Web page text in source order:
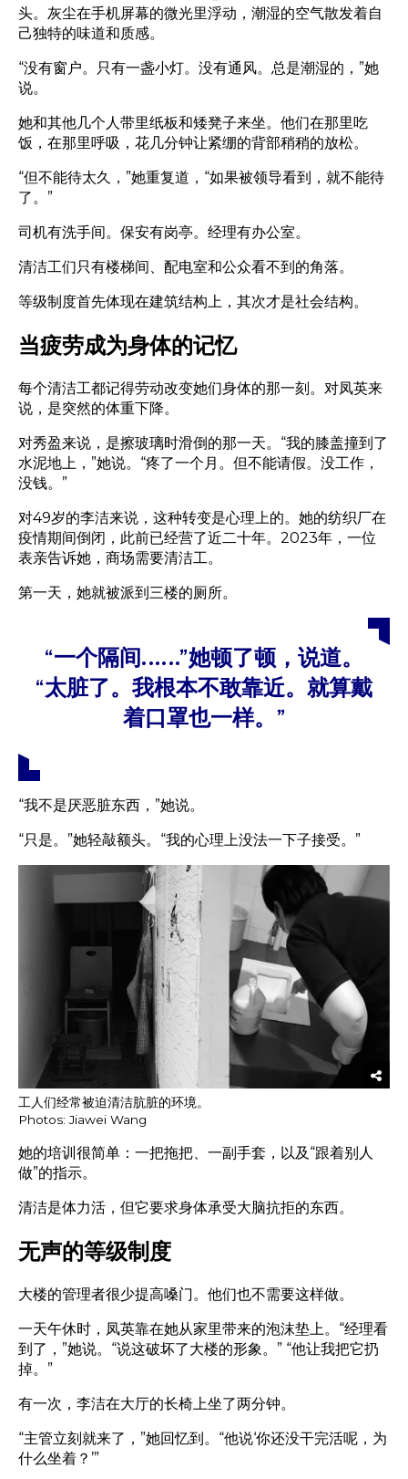
头。灰尘在手机屏幕的微光里浮动，潮湿的空气散发着自
己独特的味道和质感。
“没有窗户。只有一盏小灯。没有通风。总是潮湿的，”她
说。
她和其他几个人带里纸板和矮凳子来坐。他们在那里吃
饭，在那里呼吸，花几分钟让紧绷的背部稍稍的放松。
“但不能待太久，”她重复道，“如果被领导看到，就不能待
了。”
司机有洗手间。保安有岗亭。经理有办公室。
清洁工们只有楼梯间、配电室和公众看不到的角落。
等级制度首先体现在建筑结构上，其次才是社会结构。
当疲劳成为身体的记忆
每个清洁工都记得劳动改变她们身体的那一刻。对凤英来
说，是突然的体重下降。
对秀盈来说，是擦玻璃时滑倒的那一天。“我的膝盖撞到了
水泥地上，”她说。“疼了一个月。但不能请假。没工作，
没钱。”
对49岁的李洁来说，这种转变是心理上的。她的纺织厂在
疫情期间倒闭，此前已经营了近二十年。2023年，一位
表亲告诉她，商场需要清洁工。
第一天，她就被派到三楼的厕所。
“一个隔间……”她顿了顿，说道。
“太脏了。我根本不敢靠近。就算戴
着口罩也一样。”
“我不是厌恶脏东西，”她说。
“只是。”她轻敲额头。“我的心理上没法一下子接受。”
工人们经常被迫清洁肮脏的环境。
Photos: Jiawei Wang
她的培训很简单：一把拖把、一副手套，以及“跟着别人
做”的指示。
清洁是体力活，但它要求身体承受大脑抗拒的东西。
无声的等级制度
大楼的管理者很少提高嗓门。他们也不需要这样做。
一天午休时，凤英靠在她从家里带来的泡沫垫上。“经理看
到了，”她说。“说这破坏了大楼的形象。” “他让我把它扔
掉。”
有一次，李洁在大厅的长椅上坐了两分钟。
“主管立刻就来了，”她回忆到。“他说‘你还没干完活呢，为
什么坐着？’”